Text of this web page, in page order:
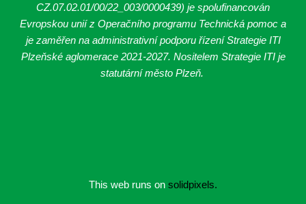
CZ.07.02.01/00/22_003/0000439) je spolufinancován
Evropskou unií z Operačního programu Technická pomoc a
je zaměřen na administrativní podporu řízení Strategie ITI
Plzeňské aglomerace 2021-2027. Nositelem Strategie ITI je
statutární město Plzeň.
This web runs on solidpixels.